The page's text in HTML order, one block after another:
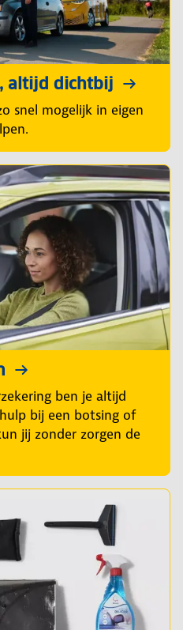
altijd dichtbij
snel mogelijk in eigen
ben je altijd
bij een botsing of
jij zonder zorgen de